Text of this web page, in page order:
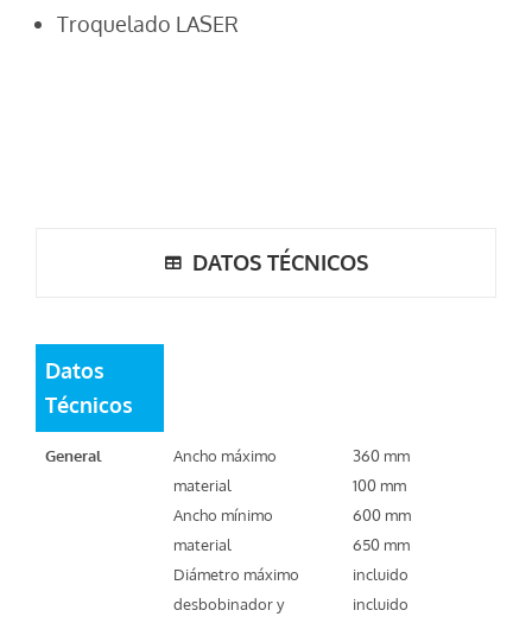
Troquelado LASER
DATOS TÉCNICOS
Datos
Técnicos
General
Ancho máximo
material
Ancho mínimo
material
Diámetro máximo
desbobinador y
360 mm
100 mm
600 mm
650 mm
incluido
incluido